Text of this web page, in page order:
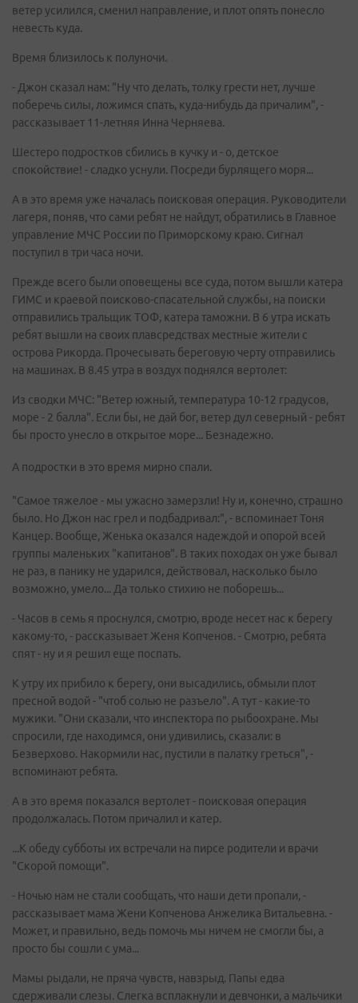
ветер усилился, сменил направление, и плот опять понесло
невесть куда.
Время близилось к полуночи.
- Джон сказал нам: "Ну что делать, толку грести нет, лучше
поберечь силы, ложимся спать, куда-нибудь да причалим", -
рассказывает 11-летняя Инна Черняева.
Шестеро подростков сбились в кучку и - о, детское
спокойствие! - сладко уснули. Посреди бурлящего моря...
А в это время уже началась поисковая операция. Руководители
лагеря, поняв, что сами ребят не найдут, обратились в Главное
управление МЧС России по Приморскому краю. Сигнал
поступил в три часа ночи.
Прежде всего были оповещены все суда, потом вышли катера
ГИМС и краевой поисково-спасательной службы, на поиски
отправились тральщик ТОФ, катера таможни. В 6 утра искать
ребят вышли на своих плавсредствах местные жители с
острова Рикорда. Прочесывать береговую черту отправились
на машинах. В 8.45 утра в воздух поднялся вертолет:
Из сводки МЧС: "Ветер южный, температура 10-12 градусов,
море - 2 балла". Если бы, не дай бог, ветер дул северный - ребят
бы просто унесло в открытое море... Безнадежно.
А подростки в это время мирно спали.
"Самое тяжелое - мы ужасно замерзли! Ну и, конечно, страшно
было. Но Джон нас грел и подбадривал:", - вспоминает Тоня
Канцер. Вообще, Женька оказался надеждой и опорой всей
группы маленьких "капитанов". В таких походах он уже бывал
не раз, в панику не ударился, действовал, насколько было
возможно, умело... Да только стихию не поборешь...
- Часов в семь я проснулся, смотрю, вроде несет нас к берегу
какому-то, - рассказывает Женя Копченов. - Смотрю, ребята
спят - ну и я решил еще поспать.
К утру их прибило к берегу, они высадились, обмыли плот
пресной водой - "чтоб солью не разъело". А тут - какие-то
мужики. "Они сказали, что инспектора по рыбоохране. Мы
спросили, где находимся, они удивились, сказали: в
Безверхово. Накормили нас, пустили в палатку греться", -
вспоминают ребята.
А в это время показался вертолет - поисковая операция
продолжалась. Потом причалил и катер.
...К обеду субботы их встречали на пирсе родители и врачи
"Скорой помощи".
- Ночью нам не стали сообщать, что наши дети пропали, -
рассказывает мама Жени Копченова Анжелика Витальевна. -
Может, и правильно, ведь помочь мы ничем не смогли бы, а
просто бы сошли с ума...
Мамы рыдали, не пряча чувств, навзрыд. Папы едва
сдерживали слезы. Слегка всплакнули и девчонки, а мальчики